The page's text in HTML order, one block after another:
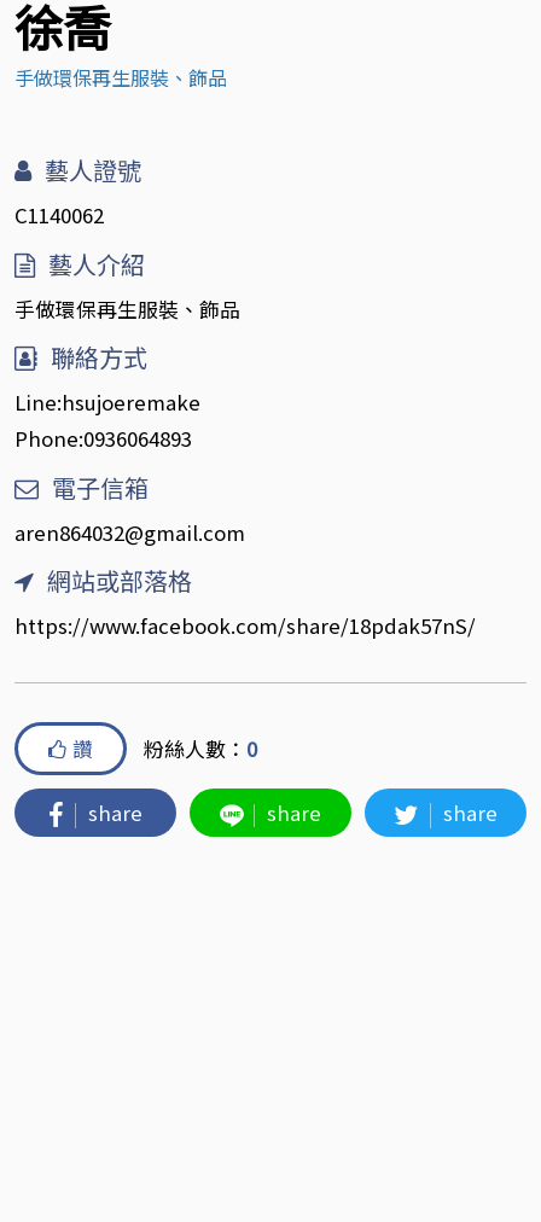
徐喬
手做環保再生服裝、飾品
藝人證號
C1140062
藝人介紹
手做環保再生服裝、飾品
聯絡方式
Line:hsujoeremake
Phone:0936064893
電子信箱
aren864032@gmail.com
網站或部落格
https://www.facebook.com/share/18pdak57nS/
讚 粉絲人數： 0
share share share